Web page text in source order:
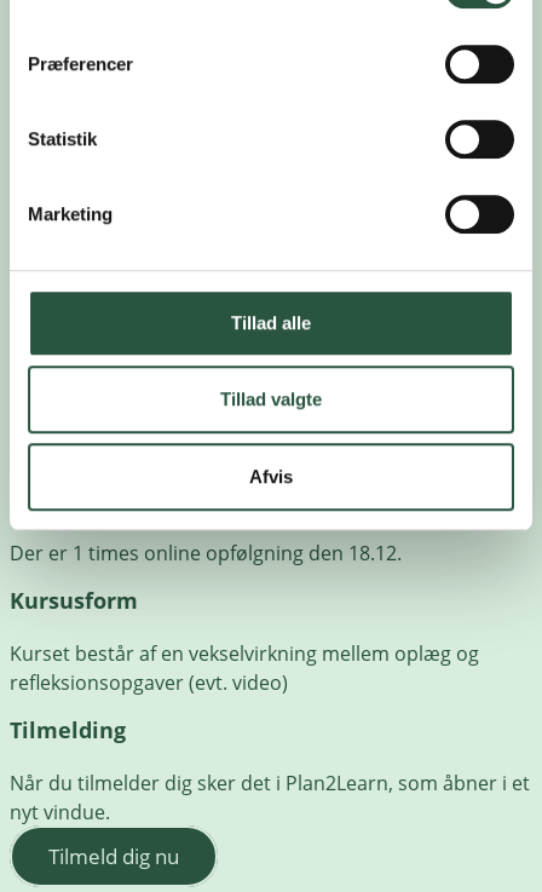
Præferencer
Statistik
Marketing
Tillad alle
Tillad valgte
Afvis
HTU
barnets/elevens kommunikation og sociale
mestring og lyttestrategier
Efter deltagelse på kurset får du tilsendt
observationsskemaet, til brug i din egen logopædiske
Før og efter
Efter kurset skal du påregne lidt tid til at udføre en
opgave.
Opfølgning
Der er 1 times online opfølgning den 18.12.
Kursusform
Kurset består af en vekselvirkning mellem oplæg og
refleksionsopgaver (evt. video)
Tilmelding
Når du tilmelder dig sker det i Plan2Learn, som åbner i et
nyt vindue.
Tilmeld dig nu